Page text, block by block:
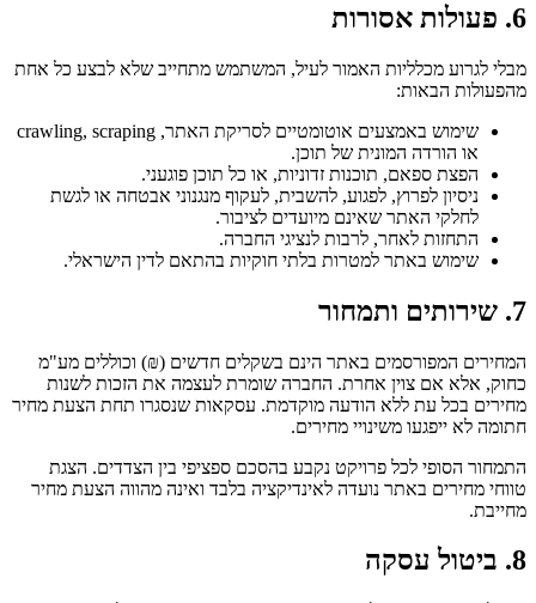
6. פעולות אסורות
מהפעולות הבאות:
או הורדה המונית של תוכן.
הפצת ספאם, תוכנות זדוניות, או כל תוכן פוגעני.
לחלקי האתר שאינם מיועדים לציבור.
התחזות לאחר, לרבות לנציגי החברה.
שימוש באתר למטרות בלתי חוקיות בהתאם לדין הישראלי.
7. שירותים ותמחור
חתומה לא ייפגעו משינויי מחירים.
מחייבת.
8. ביטול עסקה